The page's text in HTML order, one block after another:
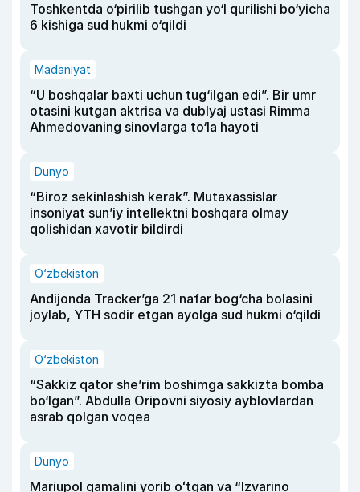
Toshkentda o‘pirilib tushgan yo‘l qurilishi bo‘yicha
6 kishiga sud hukmi o‘qildi
Madaniyat
“U boshqalar baxti uchun tug‘ilgan edi”. Bir umr
otasini kutgan aktrisa va dublyaj ustasi Rimma
Ahmedovaning sinovlarga to‘la hayoti
Dunyo
“Biroz sekinlashish kerak”. Mutaxassislar
insoniyat sun’iy intellektni boshqara olmay
qolishidan xavotir bildirdi
O‘zbekiston
Andijonda Tracker’ga 21 nafar bog‘cha bolasini
joylab, YTH sodir etgan ayolga sud hukmi o‘qildi
O‘zbekiston
“Sakkiz qator she’rim boshimga sakkizta bomba
bo‘lgan”. Abdulla Oripovni siyosiy ayblovlardan
asrab qolgan voqea
Dunyo
Mariupol qamalini yorib oʻtgan va “Izvarino